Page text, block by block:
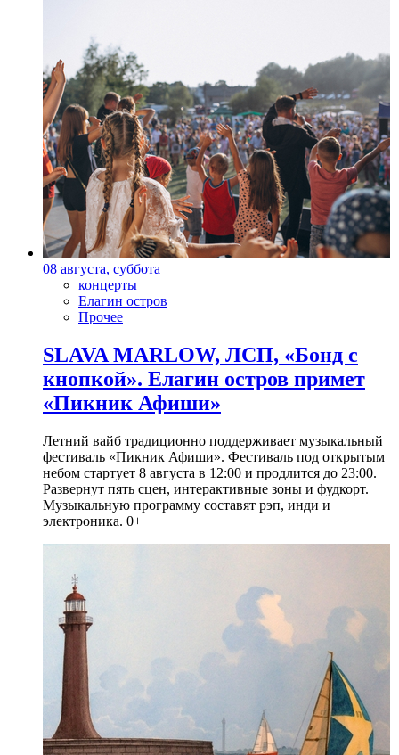
08 августа, суббота
концерты
Елагин остров
Прочее
SLAVA MARLOW, ЛСП, «Бонд с
кнопкой». Елагин остров примет
«Пикник Афиши»
Летний вайб традиционно поддерживает музыкальный
фестиваль «Пикник Афиши». Фестиваль под открытым
небом стартует 8 августа в 12:00 и продлится до 23:00.
Развернут пять сцен, интерактивные зоны и фудкорт.
Музыкальную программу составят рэп, инди и
электроника. 0+